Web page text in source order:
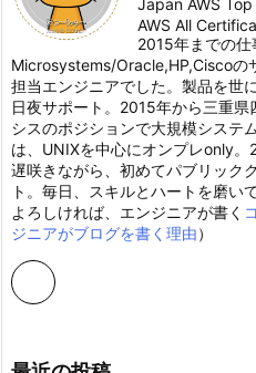
Japan AWS
AWS All
2015年までの
Microsystems/Oracle,HP,Ciscoの
担当エンジニアでした。製品を世
日夜サポート。2015年から三重
シスのポジションで大規模システ
は、UNIXを中心にオンプレonly。
遅咲きながら、初めてパブリック
ト。毎日、スキルとハートを磨い
よろしければ、エンジニアが書く
ジニアがブログを書く理由）